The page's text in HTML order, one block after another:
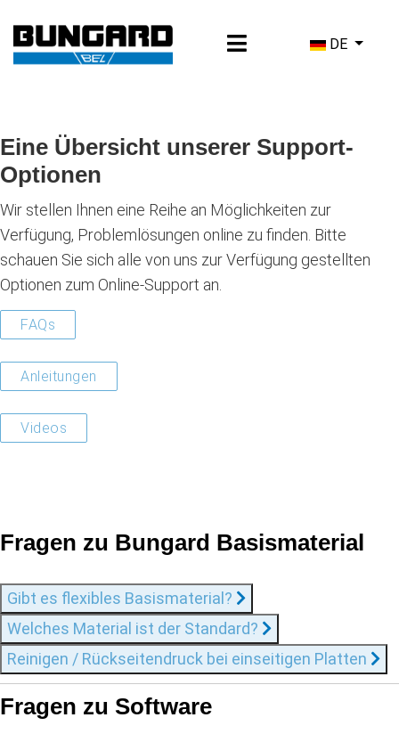
Sprache
DE
Eine Übersicht unserer Support-
Optionen
Wir stellen Ihnen eine Reihe an Möglichkeiten zur
Verfügung, Problemlösungen online zu finden. Bitte
schauen Sie sich alle von uns zur Verfügung gestellten
Optionen zum Online-Support an.
FAQs
Anleitungen
Videos
Fragen zu Bungard Basismaterial
Gibt es flexibles Basismaterial?
Welches Material ist der Standard?
Reinigen / Rückseitendruck bei einseitigen Platten
Fragen zu Software